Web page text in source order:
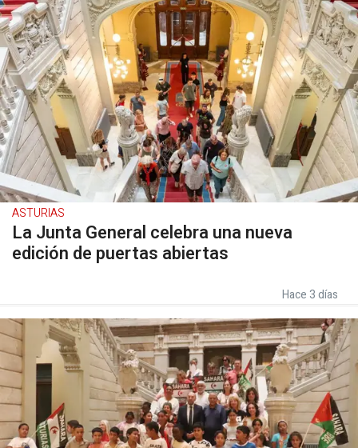
ASTURIAS
La Junta General celebra una nueva
edición de puertas abiertas
Hace 3 días